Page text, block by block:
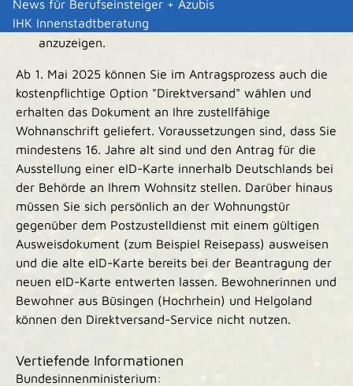
News für Berufseinsteiger + Azubis
IHK Innenstadtberatung
Karte abzugeben sowie
den Verlust der eID-Karte und ihr Wiederauffinden
anzuzeigen.
Ab 1. Mai 2025 können Sie im Antragsprozess auch die
kostenpflichtige Option "Direktversand" wählen und
erhalten das Dokument an Ihre zustellfähige
Wohnanschrift geliefert. Voraussetzungen sind, dass Sie
mindestens 16. Jahre alt sind und den Antrag für die
Ausstellung einer eID-Karte innerhalb Deutschlands bei
der Behörde an Ihrem Wohnsitz stellen. Darüber hinaus
müssen Sie sich persönlich an der Wohnungstür
gegenüber dem Postzustelldienst mit einem gültigen
Ausweisdokument (zum Beispiel Reisepass) ausweisen
und die alte eID-Karte bereits bei der Beantragung der
neuen eID-Karte entwerten lassen. Bewohnerinnen und
Bewohner aus Büsingen (Hochrhein) und Helgoland
können den Direktversand-Service nicht nutzen.
Vertiefende Informationen
Bundesinnenministerium: